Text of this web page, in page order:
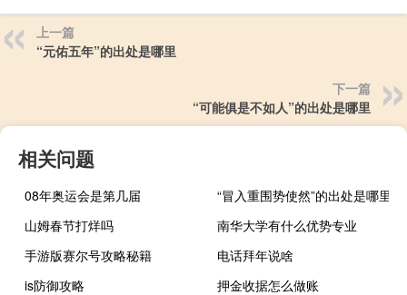
上一篇
“元佑五年”的出处是哪里
下一篇
“可能俱是不如人”的出处是哪里
相关问题
08年奥运会是第几届
“冒入重围势使然”的出处是哪里
山姆春节打烊吗
南华大学有什么优势专业
手游版赛尔号攻略秘籍
电话拜年说啥
is防御攻略
押金收据怎么做账